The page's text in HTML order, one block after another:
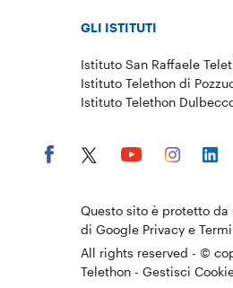
GLI ISTITUTI
Istituto San Raffaele
Istituto Telethon di
Istituto Telethon
Questo sito è protetto da
di Google Privacy e
All rights reserved - ©
Telethon - Gestisci